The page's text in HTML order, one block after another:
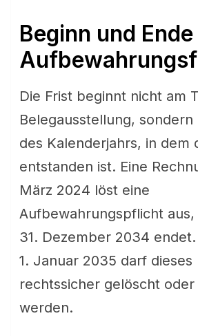
Beginn und
Die Frist beginnt nicht am
Belegausstellung,
des Kalenderjahrs, in dem
entstanden ist. Eine
März 2024 löst eine
Aufbewahrungspflicht
31. Dezember 2034
1. Januar 2035 darf
rechtssicher gelöscht
werden.